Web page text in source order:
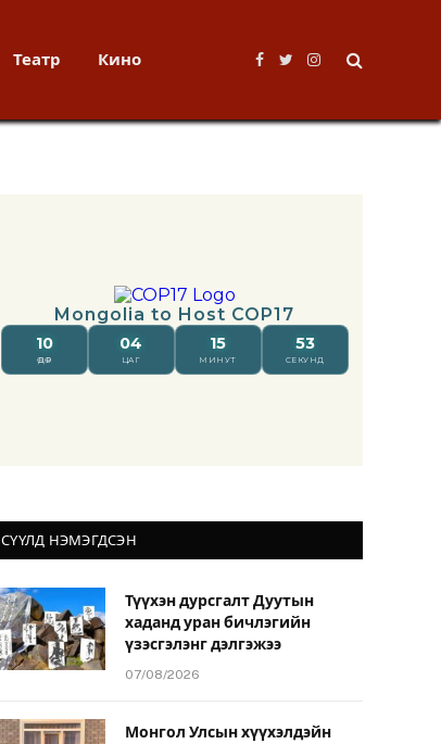
Театр Кино
Facebook
TwitterInstagram
СҮҮЛД НЭМЭГДСЭН
Түүхэн дурсгалт Дуутын
хаданд уран бичлэгийн
үзэсгэлэнг дэлгэжээ
07/08/2026
Монгол Улсын хүүхэлдэйн